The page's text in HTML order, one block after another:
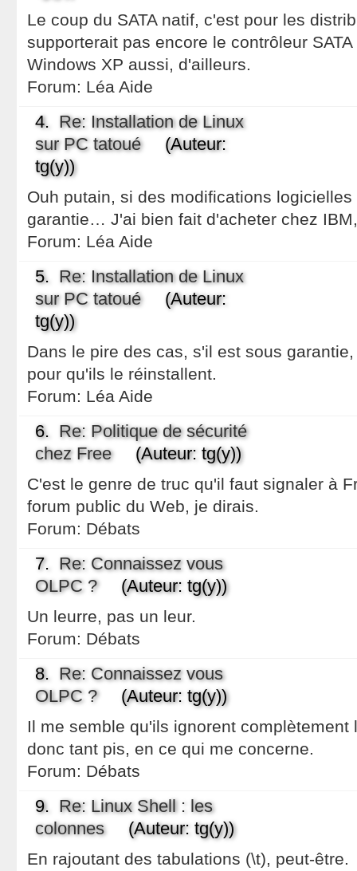
Le coup du SATA natif, c'est pour les
supporterait pas encore le contrôleur
Windows XP aussi, d'ailleurs.
Forum: Léa Aide
4. Re: Installation de Linux
sur PC tatoué(Auteur:
tg(y))
Ouh putain, si des modifications
garantie… J'ai bien fait d'acheter chez
Forum: Léa Aide
5. Re: Installation de Linux
sur PC tatoué(Auteur:
tg(y))
Dans le pire des cas, s'il est sous
pour qu'ils le réinstallent.
Forum: Léa Aide
6. Re: Politique de sécurité
chez Free(Auteur: tg(y))
C'est le genre de truc qu'il faut signaler à
forum public du Web, je dirais.
Forum: Débats
7. Re: Connaissez vous
OLPC ?
(Auteur: tg(y))
Un leurre, pas un leur.
Forum: Débats
8. Re: Connaissez vous
OLPC ?
(Auteur: tg(y))
Il me semble qu'ils ignorent complètement
donc tant pis, en ce qui me concerne.
Forum: Débats
9. Re: Linux Shell : les
colonnes(Auteur: tg(y))
En rajoutant des tabulations (\t), peut-être.